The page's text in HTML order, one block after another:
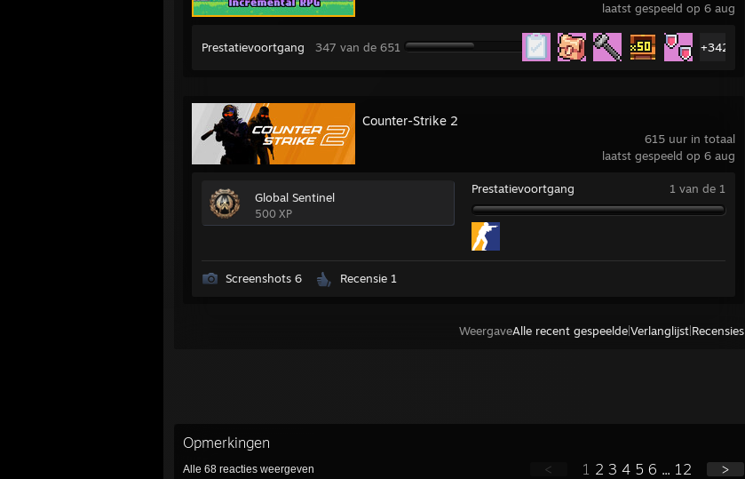
laatst gespeeld op 6 aug
Prestatievoortgang 347 van de 651 +342
615 uur in totaal
laatst gespeeld op 6 aug
Counter-Strike 2
Global Sentinel
500 XP
Prestatievoortgang 1 van de 1
Screenshots 6 Recensie 1
WeergaveAlle recent gespeeldeVerlanglijst Recensies
Opmerkingen
Alle 68 reacties weergeven < 1 2 3 4 5 6 ... 12 >